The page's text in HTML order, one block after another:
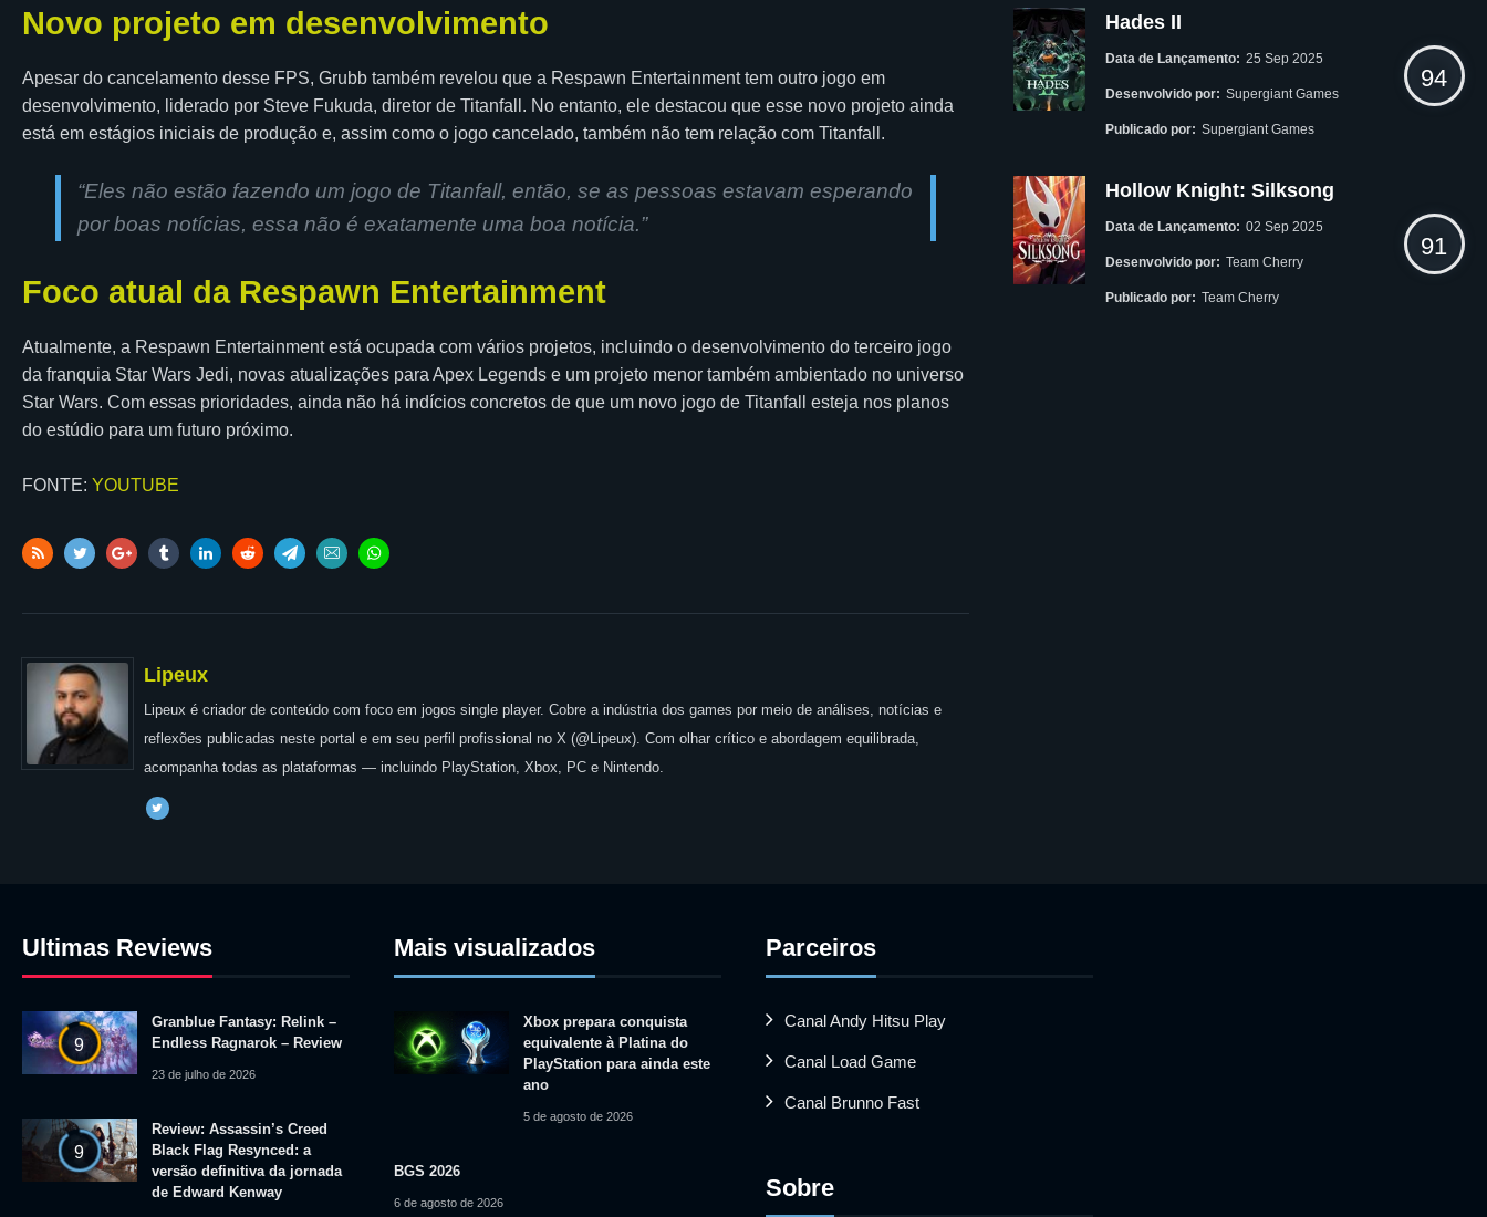
Novo projeto em desenvolvimento
Apesar do cancelamento desse FPS, Grubb também revelou que a Respawn Entertainment tem outro jogo em
desenvolvimento, liderado por Steve Fukuda, diretor de Titanfall. No entanto, ele destacou que esse novo projeto ainda
está em estágios iniciais de produção e, assim como o jogo cancelado, também não tem relação com Titanfall.
“Eles não estão fazendo um jogo de Titanfall, então, se as pessoas estavam esperando
por boas notícias, essa não é exatamente uma boa notícia.”
Foco atual da Respawn Entertainment
Atualmente, a Respawn Entertainment está ocupada com vários projetos, incluindo o desenvolvimento do terceiro jogo
da franquia Star Wars Jedi, novas atualizações para Apex Legends e um projeto menor também ambientado no universo
Star Wars. Com essas prioridades, ainda não há indícios concretos de que um novo jogo de Titanfall esteja nos planos
do estúdio para um futuro próximo.
FONTE: YOUTUBE
Lipeux
Lipeux é criador de conteúdo com foco em jogos single player. Cobre a indústria dos games por meio de análises, notícias e
reflexões publicadas neste portal e em seu perfil profissional no X (@Lipeux). Com olhar crítico e abordagem equilibrada,
acompanha todas as plataformas — incluindo PlayStation, Xbox, PC e Nintendo.
Hades II
Data de Lançamento: 25 Sep 2025
Desenvolvido por: Supergiant Games
Publicado por: Supergiant Games
94
Hollow Knight: Silksong
Data de Lançamento: 02 Sep 2025
Desenvolvido por: Team Cherry
Publicado por: Team Cherry
91
Ultimas Reviews
9
Granblue Fantasy: Relink –
Endless Ragnarok – Review
23 de julho de 2026
9
Review: Assassin’s Creed
Black Flag Resynced: a
versão definitiva da jornada
de Edward Kenway
Mais visualizados
Xbox prepara conquista
equivalente à Platina do
PlayStation para ainda este
ano
5 de agosto de 2026
BGS 2026
6 de agosto de 2026
Parceiros
Canal Andy Hitsu Play
Canal Load Game
Canal Brunno Fast
Sobre